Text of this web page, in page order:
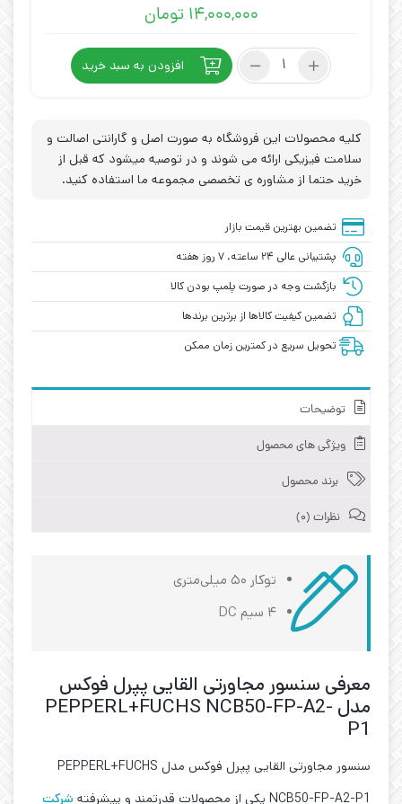
۱۴,۰۰۰,۰۰۰ تومان
سنسور
فوکس
مدل
PEPPERL+FUCHS
NCB50-
A2-
P1
عدد
افزودن به سبد خرید
کلیه محصولات این فروشگاه به صورت اصل و گارانتی اصالت و
سلامت فیزیکی ارائه می شوند و در توصیه میشود که قبل از
خرید حتما از مشاوره ی تخصصی مجموعه ما استفاده کنید.
تضمین بهترین قیمت بازار
پشتیبانی عالی ۲۴ ساعته، ۷ روز هفته
بازگشت وجه در صورت پلمپ بودن کالا
تضمین کیفیت کالاها از برترین برندها
تحویل سریع در کمترین زمان ممکن
توضیحات
ویژگی های محصول
برند محصول
نظرات (0)
توکار ۵۰ میلی‌متری
۴ سیم DC
معرفی سنسور مجاورتی القایی پپرل فوکس
مدل PEPPERL+FUCHS NCB50-FP-A2-
P1
سنسور مجاورتی القایی پپرل فوکس مدل PEPPERL+FUCHS
NCB50-FP-A2-P1 یکی از محصولات قدرتمند و پیشرفته
شرکت